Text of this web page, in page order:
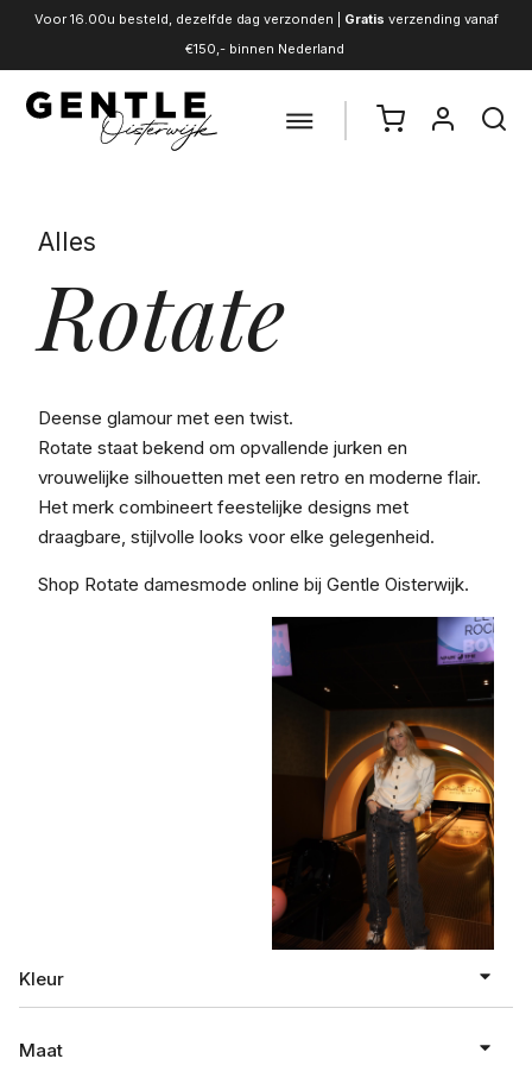
Voor 16.00u besteld, dezelfde dag verzonden | Gratis verzending vanaf
€150,- binnen Nederland
Alles
Rotate
Deense glamour met een twist.
Rotate staat bekend om opvallende jurken en
vrouwelijke silhouetten met een retro en moderne flair.
Het merk combineert feestelijke designs met
draagbare, stijlvolle looks voor elke gelegenheid.
Shop Rotate damesmode online bij Gentle Oisterwijk.
Kleur
Maat